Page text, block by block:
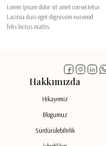
Lorem ipsum dolor sit amet consectetur.
Lacinia duis eget dignissim euismod
felis lectus mattis.
Hakkımızda
Hikayemiz
Blogumuz
Sürdürülebilirlik